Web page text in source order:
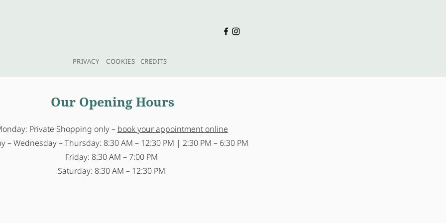
PRIVACY COOKIES CREDITS
Our Opening Hours
Private Shopping only – book your appointment online
– Wednesday – Thursday: 8:30 AM – 12:30 PM | 2:30 PM – 6:30 PM
Friday: 8:30 AM – 7:00 PM
Saturday: 8:30 AM – 12:30 PM